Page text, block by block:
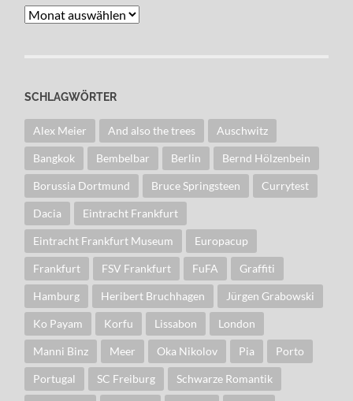
Archiv
SCHLAGWÖRTER
Alex Meier And also the trees Auschwitz
Bangkok Bembelbar Berlin Bernd Hölzenbein
Borussia Dortmund Bruce Springsteen Currytest
Dacia Eintracht Frankfurt
Eintracht Frankfurt Museum Europacup
Frankfurt FSV Frankfurt FuFA Graffiti
Hamburg Heribert Bruchhagen Jürgen Grabowski
Ko Payam Korfu Lissabon London
Manni Binz Meer Oka Nikolov Pia Porto
Portugal SC Freiburg Schwarze Romantik